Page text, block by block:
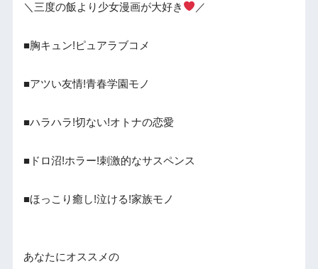
＼三度の飯より少女漫画が大好き ／
■胸キュン!ピュアラブコメ
■アツい友情!青春学園モノ
■ハラハラ!切ない!オトナの恋愛
■ドロ沼!ホラー!刺激的なサスペンス
■ほっこり癒し!泣ける!家族モノ
あなたにオススメの